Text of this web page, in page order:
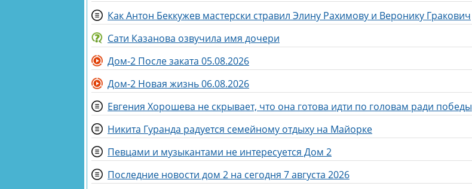
Как Антон Беккужев мастерски стравил Элину Рахимову и Веронику Гракович
Сати Казанова озвучила имя дочери
Дом-2 После заката 05.08.2026
Дом-2 Новая жизнь 06.08.2026
Евгения Хорошева не скрывает, что она готова идти по головам ради победы
Никита Гуранда радуется семейному отдыху на Майорке
Певцами и музыкантами не интересуется Дом 2
Последние новости дом 2 на сегодня 7 августа 2026